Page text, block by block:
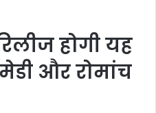
होगी यह
और रोमांच